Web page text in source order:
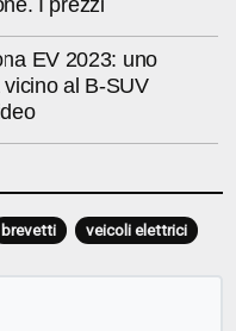
I prezzi
EV 2023: uno
al B-SUV
brevetti veicoli elettrici